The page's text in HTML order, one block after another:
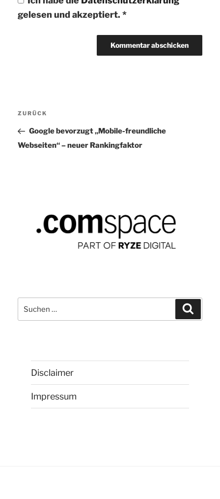
gelesen und akzeptiert. *
Vorheriger
Beitrag
ZURÜCK
Google bevorzugt „Mobile-freundliche
Webseiten“ – neuer Rankingfaktor
Suchen
nach:
Disclaimer
Impressum